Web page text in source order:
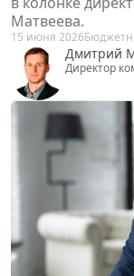
Контракты с
В 2026 году под
попало больше
камням часто
в колонке
Матвеева.
15 июня 2026
Дмитрий
Директор